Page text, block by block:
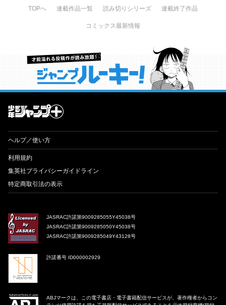
TOPへ 連載作品一覧 読み切りシリーズ 連載終了作品
コミックス最新情報
才能溢れる投稿作が読み放題！ ジャンプルーキー！
ヘルプ／使い方
利用規約
集英社プライバシーガイドライン
特定商取引法の表示
JASRAC許諾第9009285055Y45038号
JASRAC許諾第9009285050Y45038号
JASRAC許諾第9009285049Y43128号
許諾番号 ID000002929
ABJマークは、この電子書店・電子書籍配信サービスが、著作権者からコン